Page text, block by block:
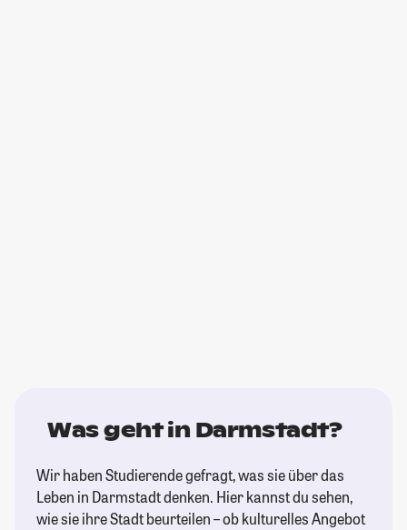
Was geht in Darmstadt?
Wir haben Studierende gefragt, was sie über das
Leben in Darmstadt denken. Hier kannst du sehen,
wie sie ihre Stadt beurteilen – ob kulturelles Angebot